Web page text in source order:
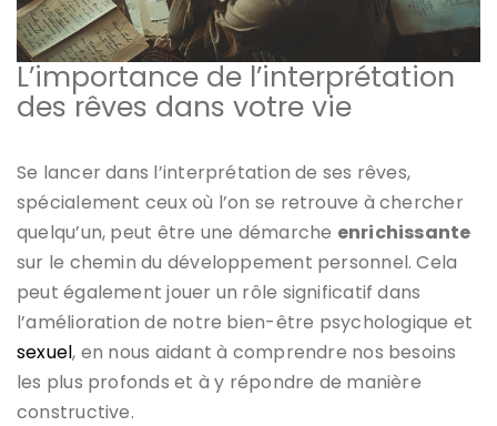
L’importance de l’interprétation
des rêves dans votre vie
Se lancer dans l’interprétation de ses rêves,
spécialement ceux où l’on se retrouve à chercher
quelqu’un, peut être une démarche enrichissante
sur le chemin du développement personnel. Cela
peut également jouer un rôle significatif dans
l’amélioration de notre bien-être psychologique et
sexuel, en nous aidant à comprendre nos besoins
les plus profonds et à y répondre de manière
constructive.